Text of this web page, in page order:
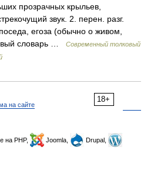
прозрачных крыльев,
звук. 2. перен. разг.
егоза (обычно о живом,
словарь …
Современный толковый
18+
на сайте
на PHP, Joomla,
Drupal,